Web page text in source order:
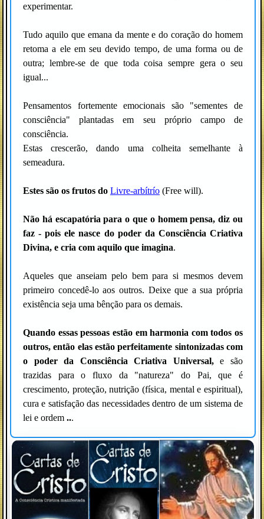
experimentar.
Tudo aquilo que emana da mente e do coração do homem
retoma a ele em seu devido tempo, de uma forma ou de
outra; lembre-se de que toda coisa sempre gera o seu
igual...
Pensamentos fortemente emocionais são "sementes de
consciência" plantadas em seu próprio campo de
consciência.
Estas crescerão, dando uma colheita semelhante à
semeadura.
Estes são os frutos do Livre-arbítrío (Free will).
Não há escapatória para o que o homem pensa, diz ou
faz - pois ele nasce do poder da Consciência Criativa
Divina, e cria com aquilo que imagina.
Aqueles que anseiam pelo bem para si mesmos devem
primeiro concedê-lo aos outros. Deixe que a sua própria
existência seja uma bênção para os demais.
Quando essas pessoas estão em harmonia com todos os
outros, então elas estão perfeitamente sintonizadas com
o poder da Consciência Criativa Universal,e são
trazidas para o fluxo da "natureza" do Pai, que é
crescimento, proteção, nutrição (física, mental e espiritual),
cura e satisfação das necessidades dentro de um sistema de
lei e ordem ...